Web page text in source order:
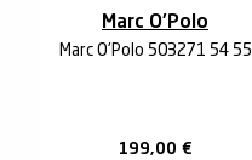
Marc O'Polo
Marc O'Polo 503271 54 55
199,00 €